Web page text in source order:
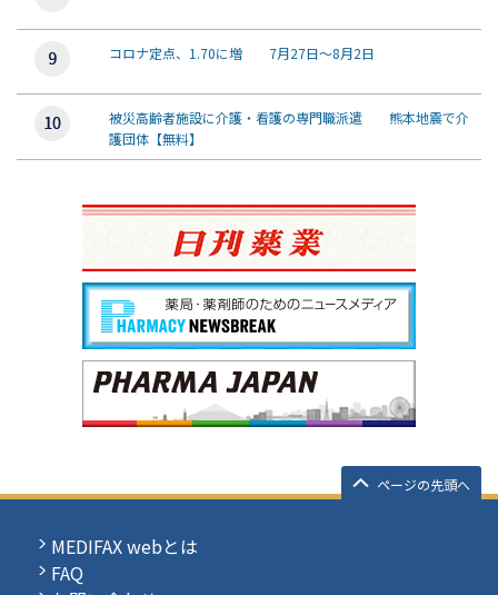
コロナ定点、1.70に増 7月27日～8月2日
被災高齢者施設に介護・看護の専門職派遣 熊本地震で介
護団体【無料】
ページの先頭へ
MEDIFAX webとは
FAQ